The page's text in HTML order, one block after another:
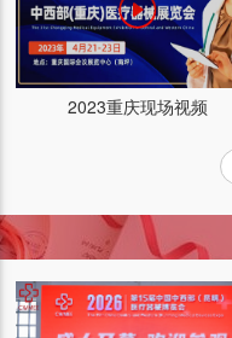
2023重庆现场视频